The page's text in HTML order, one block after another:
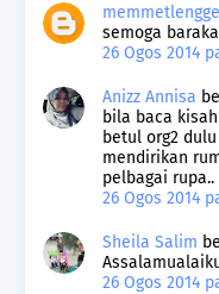
semoga
26 Ogos 2014
Anizz Annisa
bila baca
betul org2
mendirikan
pelbagai rupa..
26 Ogos 2014
Sheila Salim
26 Ogos 2014